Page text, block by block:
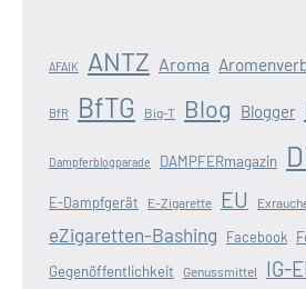
AFAIK ANTZ Aroma
BfR BfTG Big-T Blog Blogger
Dampferblogparade DAMPFERmagazin
E-Dampfgerät E-Zigarette EU
eZigaretten-Bashing Facebook
Gegenöffentlichkeit Genussmittel IG-